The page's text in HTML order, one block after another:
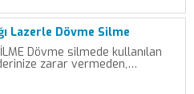
Lazerle Dövme Silme
Dövme silmede kullanılan
zarar vermeden,…